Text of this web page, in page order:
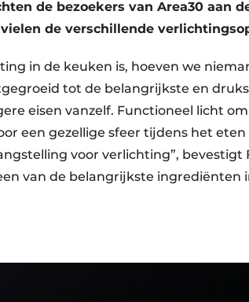
de bezoekers van Area30 aan
de verschillende
in de keuken is, hoeven we
tot de belangrijkste en
eisen vanzelf. Functioneel licht
een gezellige sfeer tijdens het eten
voor verlichting”, bevestigt
van de belangrijkste ingrediënten